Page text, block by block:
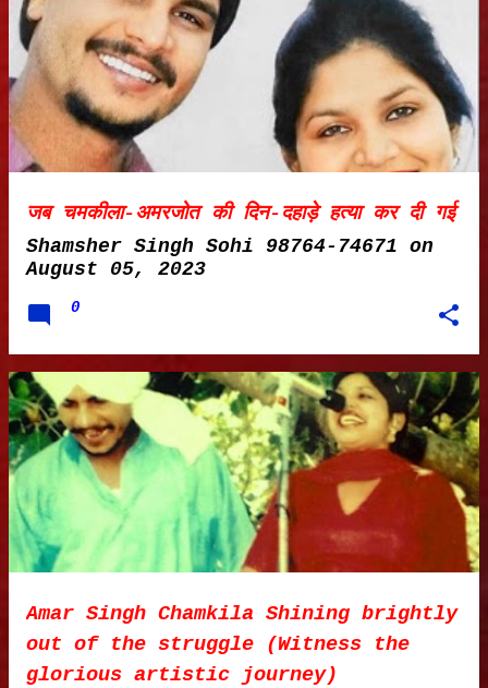
जब चमकीला-अमरजोत की दिन-दहाड़े हत्या कर दी गई
Shamsher Singh Sohi 98764-74671 on
August 05, 2023
0
Amar Singh Chamkila Shining brightly
out of the struggle (Witness the
glorious artistic journey)